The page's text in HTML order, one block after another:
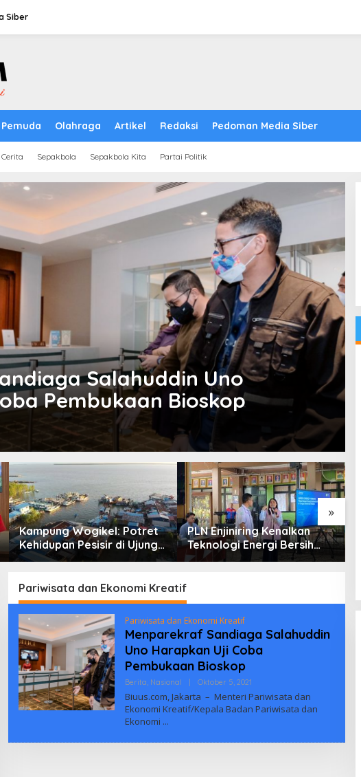
Siber
Pemuda Olahraga Artikel Redaksi Pedoman Media Siber
Cerita Sepakbola Sepakbola Kita Partai Politik
Salahuddin Uno
Pembukaan Bioskop
»
Kampung Wogikel: Potret
Kehidupan Pesisir di Ujung
Selatan Papua yang
Keterbatasan
PLN Enjiniring Kenalkan
Teknologi Energi Bersih
kepada Pelajar Jakarta
Pariwisata dan Ekonomi Kreatif
Pariwisata dan Ekonomi Kreatif
Menparekraf Sandiaga Salahuddin
Uno Harapkan Uji Coba
Pembukaan Bioskop
Berita, Nasional Oktober 5, 2021Oleh
Indonesia
Biuus.com, Jakarta – Menteri Pariwisata dan
Ekonomi Kreatif/Kepala Badan Pariwisata dan
Ekonomi